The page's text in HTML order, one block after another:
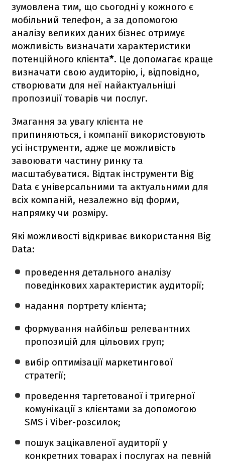
зумовлена тим, що сьогодні у кожного є
мобільний телефон, а за допомогою
аналізу великих даних бізнес отримує
можливість визначати характеристики
потенційного клієнта*. Це допомагає краще
визначати свою аудиторію, і, відповідно,
створювати для неї найактуальніші
пропозиції товарів чи послуг.
Змагання за увагу клієнта не
припиняються, і компанії використовують
усі інструменти, адже це можливість
завоювати частину ринку та
масштабуватися. Відтак інструменти Big
Data є універсальними та актуальними для
всіх компаній, незалежно від форми,
напрямку чи розміру.
Які можливості відкриває використання Big
Data:
проведення детального аналізу
поведінкових характеристик аудиторії;
надання портрету клієнта;
формування найбільш релевантних
пропозицій для цільових груп;
вибір оптимізації маркетингової
стратегії;
проведення таргетованої і тригерної
комунікації з клієнтами за допомогою
SMS і Viber-розсилок;
пошук зацікавленої аудиторії у
конкретних товарах і послугах на певній